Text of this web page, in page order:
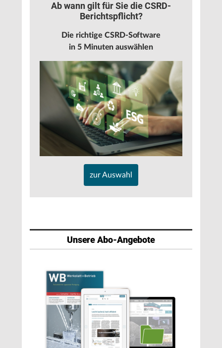
Ab wann gilt für Sie die CSRD-
Berichtspflicht?
Die richtige CSRD-Software
in 5 Minuten auswählen
zur Auswahl
Unsere Abo-Angebote